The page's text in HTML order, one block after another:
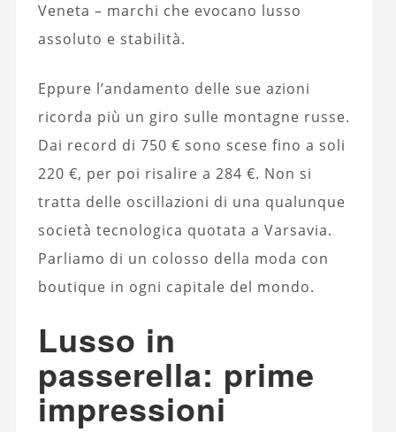
Veneta – marchi che evocano lusso
assoluto e stabilità.
Eppure l’andamento delle sue azioni
ricorda più un giro sulle montagne russe.
Dai record di 750 € sono scese fino a soli
220 €, per poi risalire a 284 €. Non si
tratta delle oscillazioni di una qualunque
società tecnologica quotata a Varsavia.
Parliamo di un colosso della moda con
boutique in ogni capitale del mondo.
Lusso in
passerella: prime
impressioni